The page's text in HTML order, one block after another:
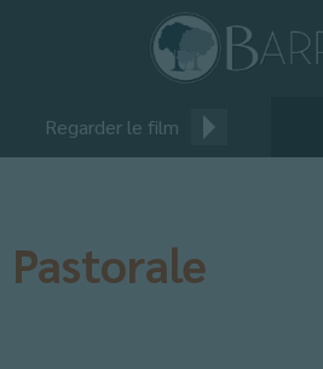
Regarder le film
Pastorale